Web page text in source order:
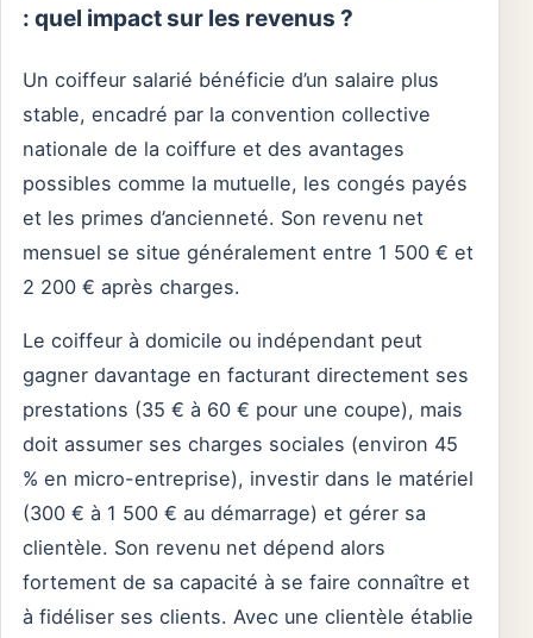
: quel impact sur les revenus ?
Un coiffeur salarié bénéficie d’un salaire plus
stable, encadré par la convention collective
nationale de la coiffure et des avantages
possibles comme la mutuelle, les congés payés
et les primes d’ancienneté. Son revenu net
mensuel se situe généralement entre 1 500 € et
2 200 € après charges.
Le coiffeur à domicile ou indépendant peut
gagner davantage en facturant directement ses
prestations (35 € à 60 € pour une coupe), mais
doit assumer ses charges sociales (environ 45
% en micro-entreprise), investir dans le matériel
(300 € à 1 500 € au démarrage) et gérer sa
clientèle. Son revenu net dépend alors
fortement de sa capacité à se faire connaître et
à fidéliser ses clients. Avec une clientèle établie